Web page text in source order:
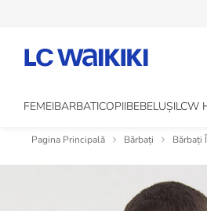
FEMEIBARBATICOPIIBEBELUȘILCW
Pagina Principală Bărbați Bărbați